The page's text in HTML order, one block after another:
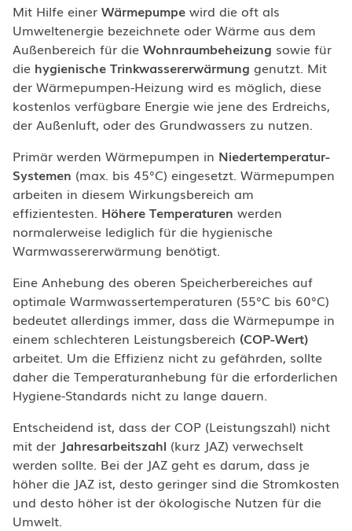
Mit Hilfe einer Wärmepumpe wird die oft als
Umweltenergie bezeichnete oder Wärme aus dem
Außenbereich für die Wohnraumbeheizung sowie für
die hygienische Trinkwassererwärmung genutzt. Mit
der Wärmepumpen-Heizung wird es möglich, diese
kostenlos verfügbare Energie wie jene des Erdreichs,
der Außenluft, oder des Grundwassers zu nutzen.
Primär werden Wärmepumpen in Niedertemperatur-
Systemen (max. bis 45°C) eingesetzt. Wärmepumpen
arbeiten in diesem Wirkungsbereich am
effizientesten. Höhere Temperaturen werden
normalerweise lediglich für die hygienische
Warmwassererwärmung benötigt.
Eine Anhebung des oberen Speicherbereiches auf
optimale Warmwassertemperaturen (55°C bis 60°C)
bedeutet allerdings immer, dass die Wärmepumpe in
einem schlechteren Leistungsbereich (COP-Wert)
arbeitet. Um die Effizienz nicht zu gefährden, sollte
daher die Temperaturanhebung für die erforderlichen
Hygiene-Standards nicht zu lange dauern.
Entscheidend ist, dass der COP (Leistungszahl) nicht
mit der Jahresarbeitszahl (kurz JAZ) verwechselt
werden sollte. Bei der JAZ geht es darum, dass je
höher die JAZ ist, desto geringer sind die Stromkosten
und desto höher ist der ökologische Nutzen für die
Umwelt.